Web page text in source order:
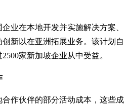
业在本地开发并实施解决方案、
新以在亚洲拓展业务。该计划自
家新加坡企业从中受益。
作伙伴的部分活动成本，这些成